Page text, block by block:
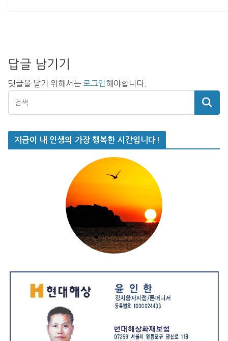
답글 남기기
댓글을 달기 위해서는 로그인 해야합니다.
지금이 내 인생의 가장 행복한 시간입니다!